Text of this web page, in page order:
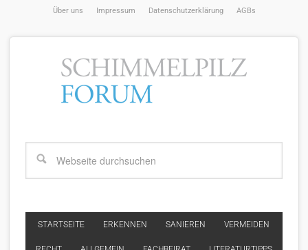
Über uns Impressum Datenschutzerklärung AGBs
STARTSEITE ERKENNEN SANIEREN VERMEIDEN